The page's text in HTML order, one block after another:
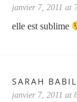
janvier 7, 2011 at
elle est sublime
SARAH
janvier 7, 2011 at